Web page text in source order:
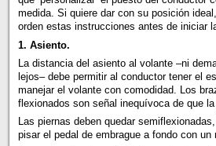
medida. Si quiere dar con su posición
orden estas instrucciones antes de iniciar
1. Asiento.
La distancia del asiento al volante –ni
lejos– debe permitir al conductor tener el
manejar el volante con comodidad. Los
flexionados son señal inequívoca de que
Las piernas deben quedar
pisar el pedal de embrague a fondo con